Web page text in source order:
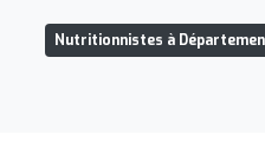
Nutritionnistes à